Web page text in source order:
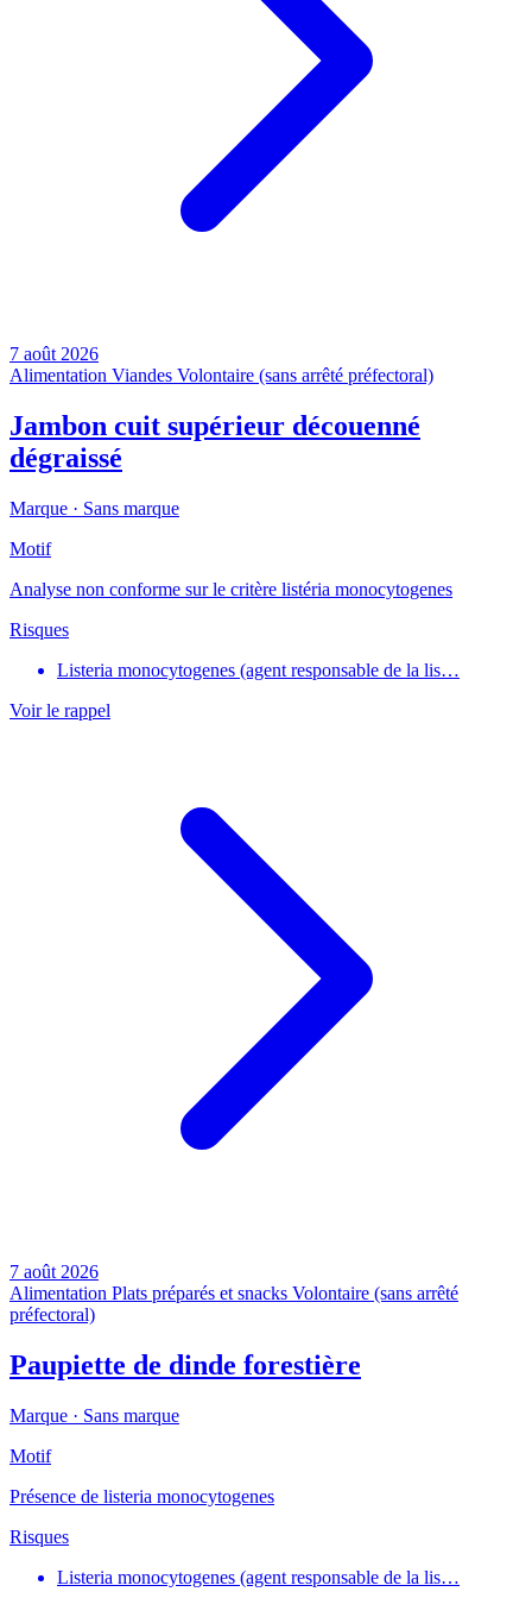
7 août 2026
Alimentation Viandes Volontaire (sans arrêté préfectoral)
Jambon cuit supérieur découenné
dégraissé
Marque · Sans marque
Motif
Analyse non conforme sur le critère listéria monocytogenes
Risques
Listeria monocytogenes (agent responsable de la lis…
Voir le rappel
7 août 2026
Alimentation Plats préparés et snacks Volontaire (sans arrêté
préfectoral)
Paupiette de dinde forestière
Marque · Sans marque
Motif
Présence de listeria monocytogenes
Risques
Listeria monocytogenes (agent responsable de la lis…